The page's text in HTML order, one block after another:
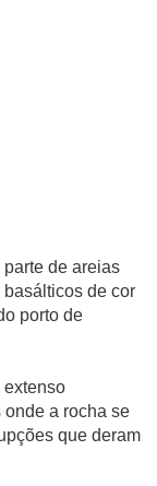
de areias
de cor
porto de
extenso
onde a rocha se
que deram